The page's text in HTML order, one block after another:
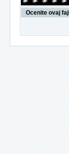
Ocenite ovaj fajl